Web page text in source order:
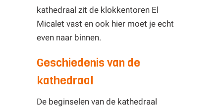
kathedraal zit de klokkentoren El
Micalet vast en ook hier moet je echt
even naar binnen.
Geschiedenis van de
kathedraal
De beginselen van de kathedraal